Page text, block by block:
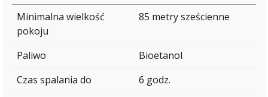
Minimalna wielkość
pokoju
85 metry sześcienne
Paliwo
Bioetanol
Czas spalania do
6 godz.